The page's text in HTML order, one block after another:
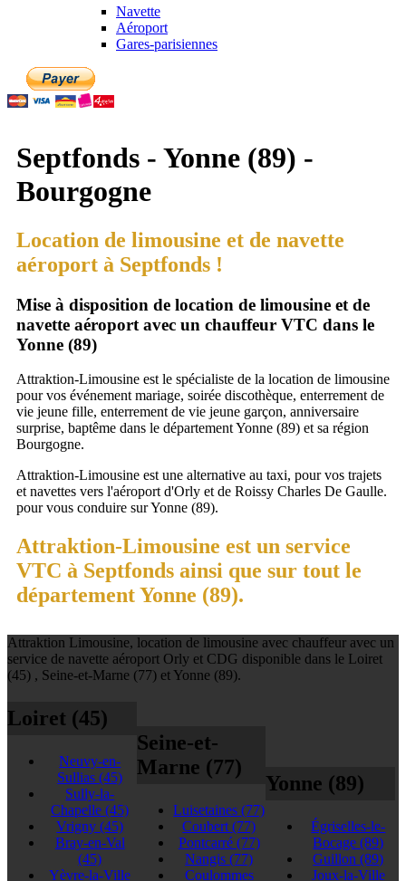
Navette
Aéroport
Gares-parisiennes
Septfonds - Yonne (89) -
Bourgogne
Location de limousine et de navette
aéroport à Septfonds !
Mise à disposition de location de limousine et de
navette aéroport avec un chauffeur VTC dans le
Yonne (89)
Attraktion-Limousine est le spécialiste de la location de limousine
pour vos événement mariage, soirée discothèque, enterrement de
vie jeune fille, enterrement de vie jeune garçon, anniversaire
surprise, baptême dans le département Yonne (89) et sa région
Bourgogne.
Attraktion-Limousine est une alternative au taxi, pour vos trajets
et navettes vers l'aéroport d'Orly et de Roissy Charles De Gaulle.
pour vous conduire sur Yonne (89).
Attraktion-Limousine est un service
VTC à Septfonds ainsi que sur tout le
département Yonne (89).
Attraktion Limousine, location de limousine avec chauffeur avec un
service de navette aéroport Orly et CDG disponible dans le Loiret
(45) , Seine-et-Marne (77) et Yonne (89).
Loiret (45)
Neuvy-en-
Sullias(45)
Sully-la-
Chapelle(45)
Vrigny(45)
Bray-en-Val
(45)
Yèvre-la-Ville
Seine-et-
Marne (77)
Luisetaines(77)
Coubert(77)
Pontcarré (77)
Nangis(77)
Coulommes
Yonne (89)
Égriselles-le-
Bocage(89)
Guillon(89)
Joux-la-Ville